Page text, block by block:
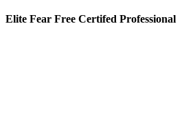
Elite Fear Free Certifed Professional